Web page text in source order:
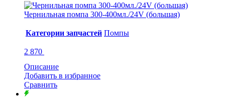
Чернильная помпа 300-400мл./24V (большая)
Категории запчастей Помпы
2 870
Описание
Добавить в избранное
Сравнить